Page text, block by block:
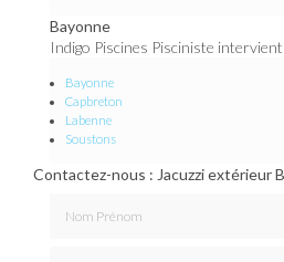
Bayonne
Indigo Piscines Pisciniste
Bayonne
Capbreton
Labenne
Soustons
Contactez-nous : Jacuzzi extérieur